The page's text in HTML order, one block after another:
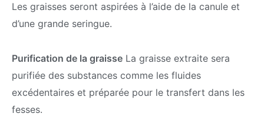
Les graisses seront aspirées à l’aide de la canule et
d’une grande seringue.
Purification de la graisse La graisse extraite sera
purifiée des substances comme les fluides
excédentaires et préparée pour le transfert dans les
fesses.